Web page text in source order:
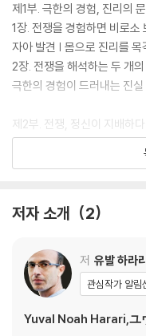
제1부. 극한의 경험, 진리의
1장. 전쟁을 경험하면 비로소
자아 발견 | 몸으로 진리를 목
2장. 전쟁을 해석하는 두 개
극한의 경험이 드러내는 진
제2부. 전쟁, 정신이 지배하
3장. 근대 초기 문화에 싹튼
메멘토 모리, 죽음을 기억하
고록
육체는 껍데기에 불과하다
운 삶의 길 |
전쟁은 개인적 수단 | 전쟁은
저자 소개 2
저 유발 하라
관심작가 알림
Yuval Noah Harari,ユ